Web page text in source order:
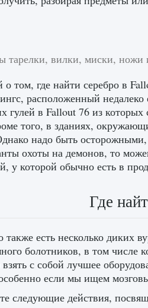
тарелки, вилки, миски, ножи
о том, где найти серебро в
расположенный
гулей в Fallout 76 из
того, в зданиях,
надо быть
охоты на демонов, то
у которой обычно есть в
Где
есть несколько диких
болотников, в том числе
с собой лучшее
если мы ищем
следующие действия,